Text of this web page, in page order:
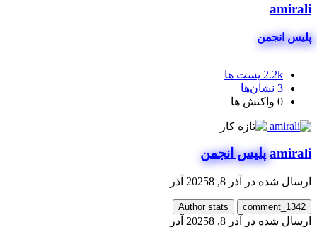
amirali
پلیس انجمن
2.2k پست ها
3 نشان‌ها
0 واکنش ها
amirali پلیس انجمن
ارسال شده در آذر 8, 2025 8 آذر
comment_1342
Author stats
ارسال شده در آذر 8, 2025 8 آذر